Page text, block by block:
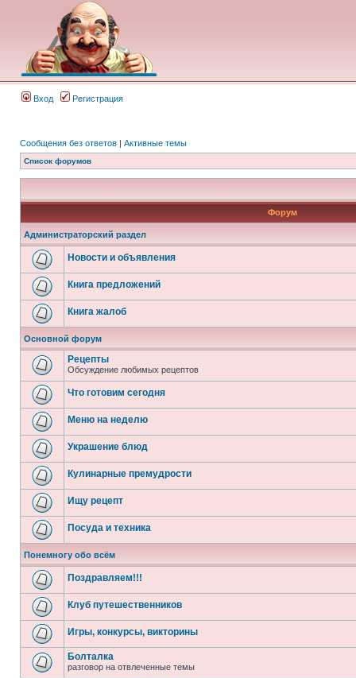
Вход Регистрация
Сообщения без ответов | Активные темы
Список форумов
Форум
Администраторский раздел
Новости и объявления
Книга предложений
Книга жалоб
Основной форум
Рецепты
Обсуждение любимых рецептов
Что готовим сегодня
Меню на неделю
Украшение блюд
Кулинарные премудрости
Ищу рецепт
Посуда и техника
Понемногу обо всём
Поздравляем!!!
Клуб путешественников
Игры, конкурсы, викторины
Болталка
разговор на отвлеченные темы